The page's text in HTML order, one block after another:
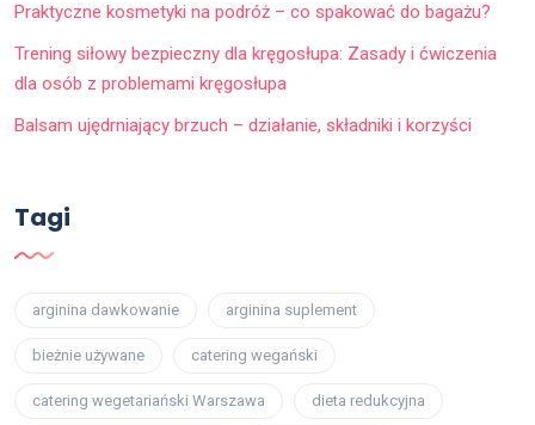
Praktyczne kosmetyki na podróż – co spakować do bagażu?
Trening siłowy bezpieczny dla kręgosłupa: Zasady i ćwiczenia
dla osób z problemami kręgosłupa
Balsam ujędrniający brzuch – działanie, składniki i korzyści
Tagi
arginina dawkowanie arginina suplement
bieżnie używane catering wegański
catering wegetariański Warszawa dieta redukcyjna